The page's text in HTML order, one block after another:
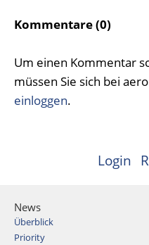
Kommentare (0)
Um einen Kommentar
müssen Sie sich bei
einloggen.
Login
News
Überblick
Priority